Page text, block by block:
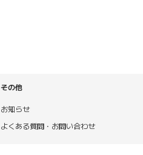
その他
お知らせ
よくある質問・お問い合わせ